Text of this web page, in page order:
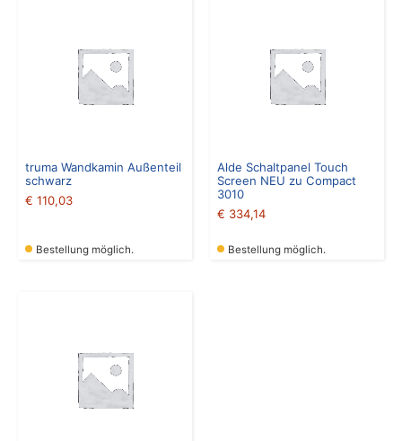
truma Wandkamin Außenteil
schwarz
€ 110,03
Bestellung möglich.
Alde Schaltpanel Touch
Screen NEU zu Compact
3010
€ 334,14
Bestellung möglich.